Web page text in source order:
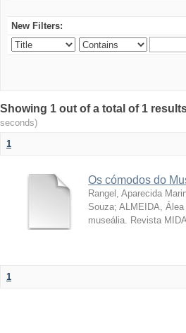
New Filters:
Showing 1 out of a total of 1
seconds)
1
Os cómodos do
Rangel, Aparecida
Souza; ALMEIDA,
museália. Revista
1